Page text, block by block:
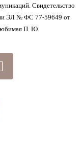
Свидетельство
ЭЛ № ФС 77-59649 от
П. Ю.